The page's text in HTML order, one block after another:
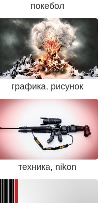
покебол
графика, рисунок
техника, nikon